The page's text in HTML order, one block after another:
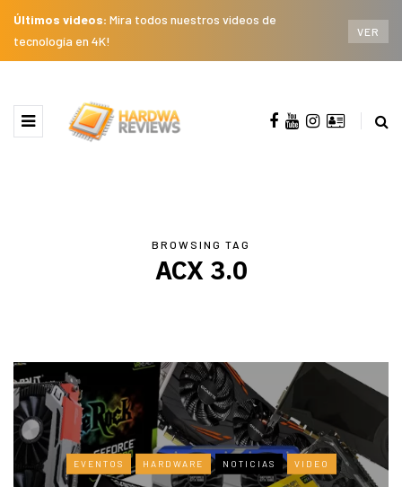
Últimos videos: Mira todos nuestros videos de
tecnología en 4K!
VER
BROWSING TAG
ACX 3.0
EVENTOS HARDWARE NOTICIAS VIDEO